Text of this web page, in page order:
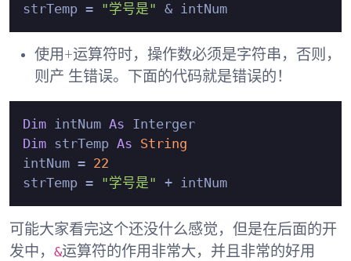
strTemp = "学号是"
使用+运算符时，操作数必须是字符串，否则，
则产 生错误。下面的代码就是错误的！
Dim intNum As
Interger
Dim strTemp As String
intNum = 22
strTemp = "学号是" + intNum
可能大家看完这个还没什么感觉，但是在后面的开
发中， &运算符的作用非常大，并且非常的好用